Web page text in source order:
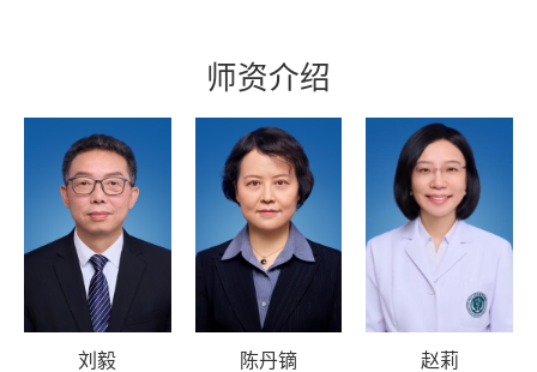
师资介绍
刘毅 陈丹镝 赵莉